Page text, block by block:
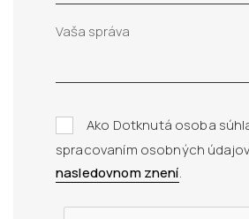
Ako Dotknutá osoba
spracovaním osobných
nasledovnom znení.